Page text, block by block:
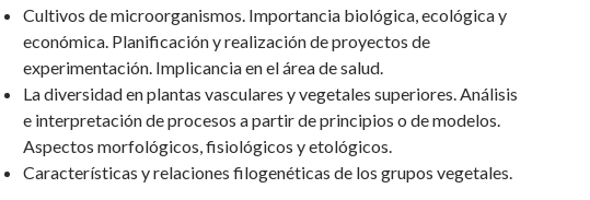
Cultivos de microorganismos. Importancia biológica, ecológica y
económica. Planificación y realización de proyectos de
experimentación. Implicancia en el área de salud.
La diversidad en plantas vasculares y vegetales superiores. Análisis
e interpretación de procesos a partir de principios o de modelos.
Aspectos morfológicos, fisiológicos y etológicos.
Características y relaciones filogenéticas de los grupos vegetales.